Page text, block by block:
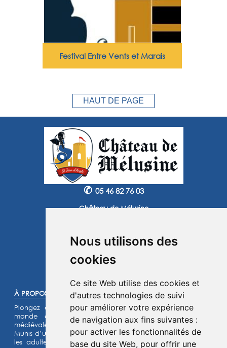
Nous utilisons des
cookies
Ce site Web utilise des cookies et
d'autres technologies de suivi
pour améliorer votre expérience
de navigation aux fins suivantes :
pour activer les fonctionnalités de
base du site Web, pour offrir une
Festival Entre Vents et Marais
HAUT DE PAGE
✆ 05 46 82 76 03
Château de Mélusine
Instagram Facebook
À PROPOS :
Plongez dans l'histoire et laissez-vous transporter dans un
monde de chevaliers, de princesses et de légendes
médiévales.
Munis d’un jeu d’énigmes pour les enfants et d’un quiz pour
les adultes, lancez- vous à l’assaut de notre château fort